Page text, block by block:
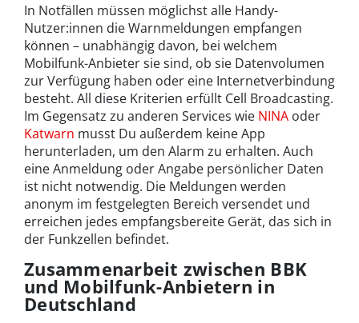
In Notfällen müssen möglichst alle Handy-
Nutzer:innen die Warnmeldungen empfangen
können – unabhängig davon, bei welchem
Mobilfunk-Anbieter sie sind, ob sie Datenvolumen
zur Verfügung haben oder eine Internetverbindung
besteht. All diese Kriterien erfüllt Cell Broadcasting.
Im Gegensatz zu anderen Services wie NINA oder
Katwarn musst Du außerdem keine App
herunterladen, um den Alarm zu erhalten. Auch
eine Anmeldung oder Angabe persönlicher Daten
ist nicht notwendig. Die Meldungen werden
anonym im festgelegten Bereich versendet und
erreichen jedes empfangsbereite Gerät, das sich in
der Funkzellen befindet.
Zusammenarbeit zwischen BBK
und Mobilfunk-Anbietern in
Deutschland